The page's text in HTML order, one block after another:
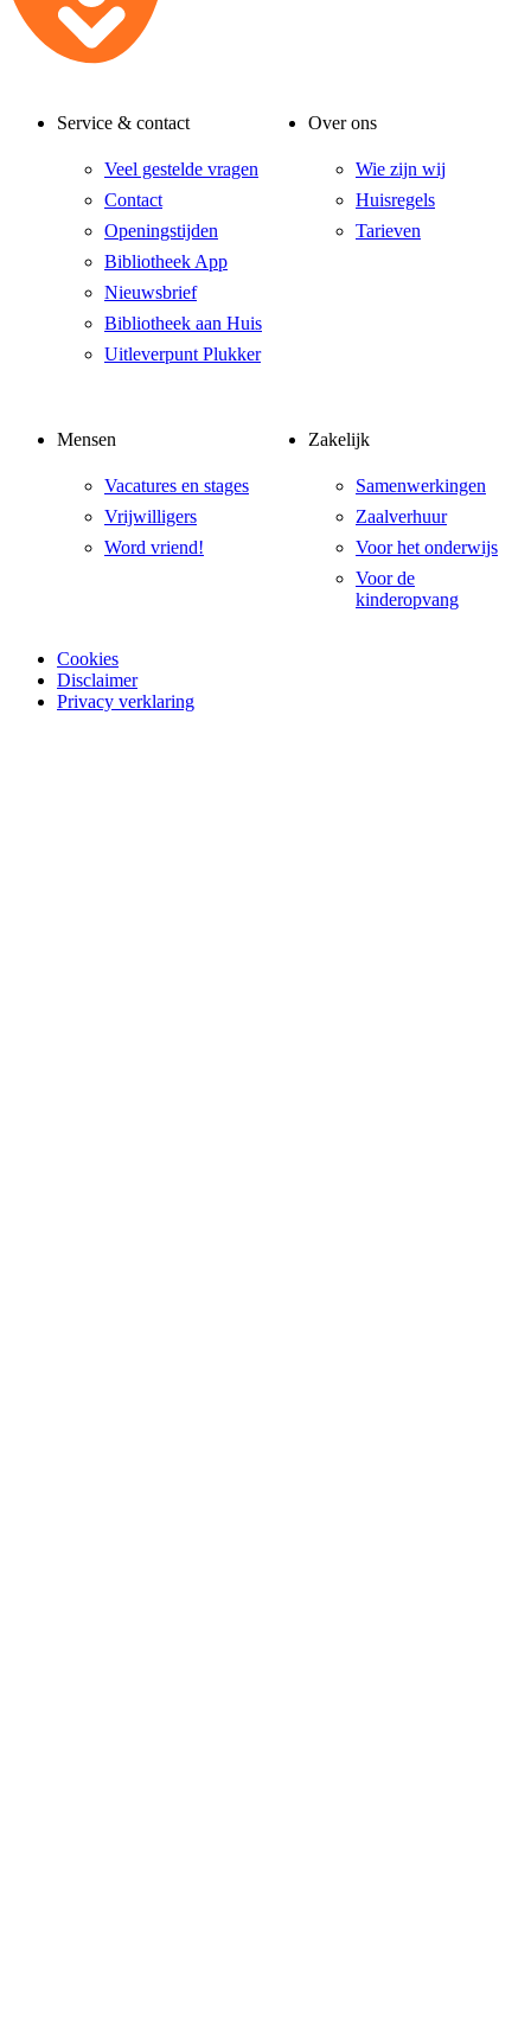
Service & contact
Veel gestelde vragen
Contact
Openingstijden
Bibliotheek App
Nieuwsbrief
Bibliotheek aan Huis
Uitleverpunt Plukker
Over ons
Wie zijn wij
Huisregels
Tarieven
Mensen
Vacatures en stages
Vrijwilligers
Word vriend!
Zakelijk
Samenwerkingen
Zaalverhuur
Voor het onderwijs
Voor de
kinderopvang
Cookies
Disclaimer
Privacy verklaring